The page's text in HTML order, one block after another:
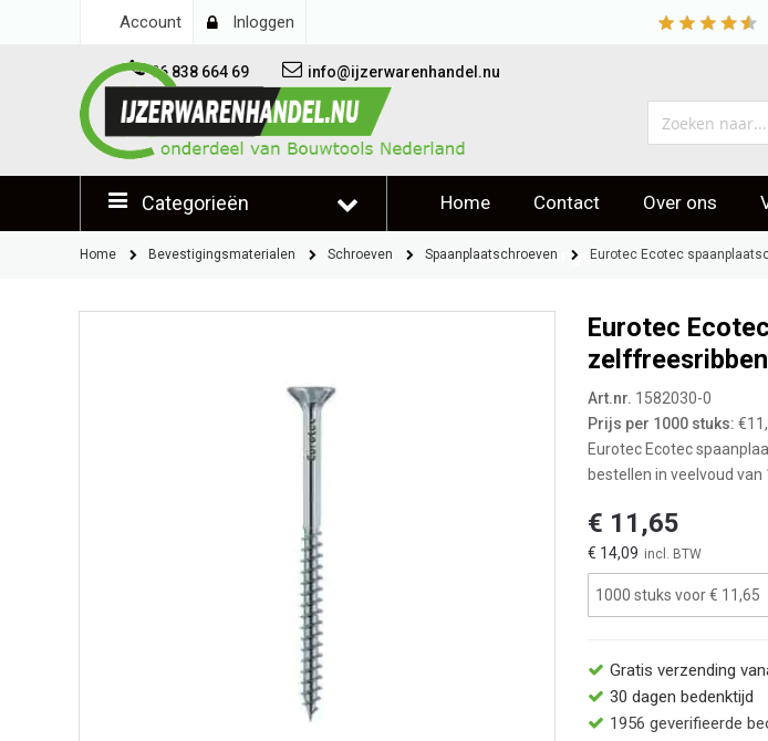
Account Inloggen
06 838 664 69 info@ijzerwarenhandel.nu
Categorieën Home Contact Over ons
Klantbeoordelingen
Home Bevestigingsmaterialen Schroeven Spaanplaatschroeven Eurotec Ecotec
Eurotec
Art.nr. 1582030-0
Prijs per 1000 stuks:
Eurotec Ecotec
bestellen in veelvoud van
€ 14,09
€ 11,65
Gratis verzending
30 dagen bedenktijd
1956 geverifieerde